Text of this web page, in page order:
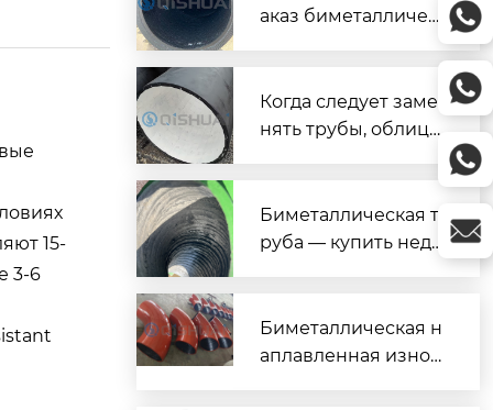
15-
3-6
аказ биметалличес
ы готовы к отправк
е в Россию
Когда следует заме
нять трубы, облицо
й керамикой, и опти
мизировать Вашу и
зносостойкую систе
Биметаллическая т
руба — купить недо
Биметаллическая н
аплавленная износ